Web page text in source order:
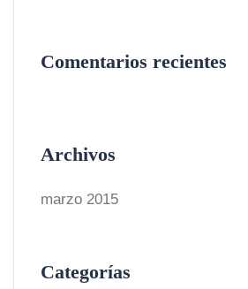
Comentarios recientes
Archivos
marzo 2015
Categorías